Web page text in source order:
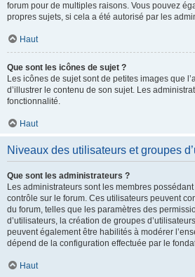
forum pour de multiples raisons. Vous pouvez
propres sujets, si cela a été autorisé par les
Haut
Que sont les icônes de sujet ?
Les icônes de sujet sont de petites images que
d’illustrer le contenu de son sujet. Les
fonctionnalité.
Haut
Niveaux des utilisateurs et groupes
Que sont les administrateurs ?
Les administrateurs sont les membres
contrôle sur le forum. Ces utilisateurs peuvent
du forum, telles que les paramètres des
d’utilisateurs, la création de groupes
peuvent également être habilités à modérer
dépend de la configuration effectuée par le
Haut